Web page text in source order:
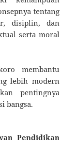
tentang
disiplin, dan
serta moral
membantu
lebih modern
pentingnya
bangsa.
Pendidikan